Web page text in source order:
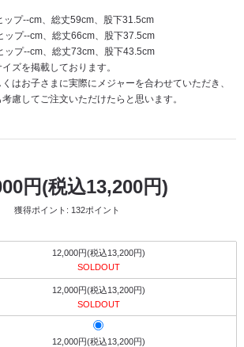
ップ--cm、総丈59cm、股下31.5cm
ップ--cm、総丈66cm、股下37.5cm
ップ--cm、総丈73cm、股下43.5cm
ズを掲載しております。
はお子さまに実際にメジャーを合わせていただき、
慮してご注文いただけたらと思います。
円(税込13,200円)
獲得ポイント: 132ポイント
12,000円(税込13,200円)
SOLDOUT
12,000円(税込13,200円)
SOLDOUT
12,000円(税込13,200円)